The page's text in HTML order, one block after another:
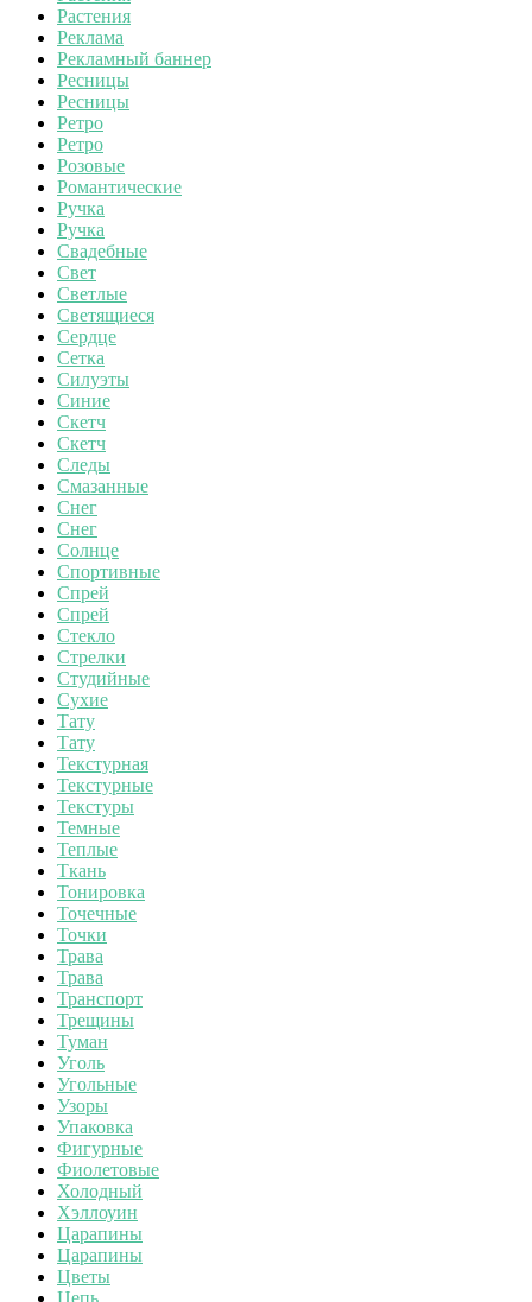
Растения
Реклама
Рекламный баннер
Ресницы
Ресницы
Ретро
Ретро
Розовые
Романтические
Ручка
Ручка
Свадебные
Свет
Светлые
Светящиеся
Сердце
Сетка
Силуэты
Синие
Скетч
Скетч
Следы
Смазанные
Снег
Снег
Солнце
Спортивные
Спрей
Спрей
Стекло
Стрелки
Студийные
Сухие
Тату
Тату
Текстурная
Текстурные
Текстуры
Темные
Теплые
Ткань
Тонировка
Точечные
Точки
Трава
Трава
Транспорт
Трещины
Туман
Уголь
Угольные
Узоры
Упаковка
Фигурные
Фиолетовые
Холодный
Хэллоуин
Царапины
Царапины
Цветы
Цепь